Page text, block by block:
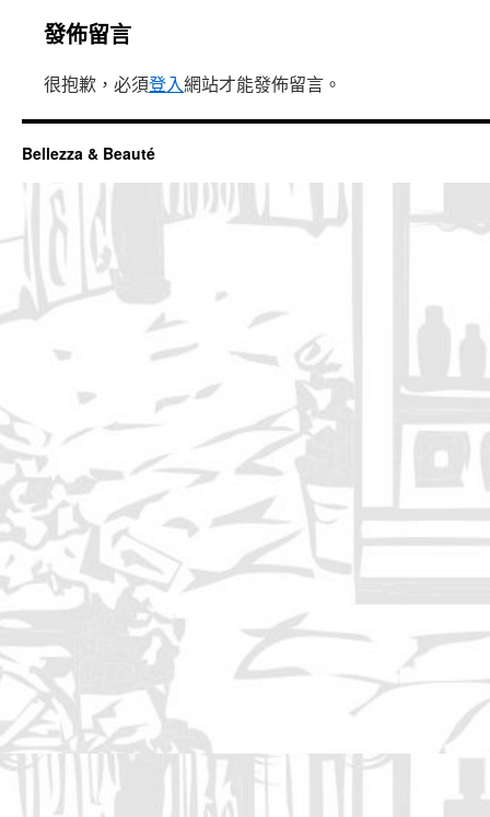
發佈留言
很抱歉，必須登入網站才能發佈留言。
Bellezza & Beauté